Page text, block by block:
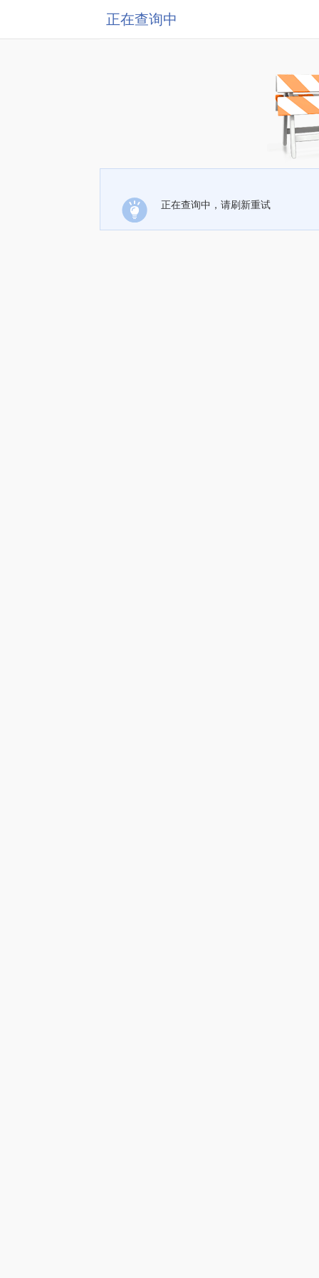
正在查询中
正在查询中，请刷新重试